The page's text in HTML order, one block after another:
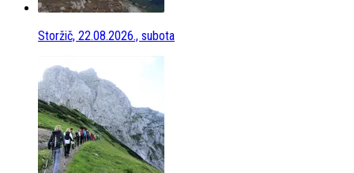
Storžič, 22.08.2026., subota